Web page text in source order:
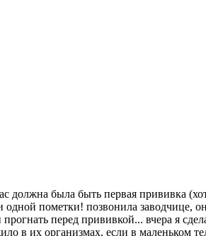
должна была быть первая прививка
пометки! позвонила заводчице,
перед прививкой... вчера я
в их организмах, если в